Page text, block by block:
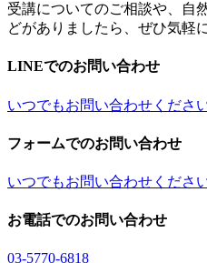
受講についてのご相談や、自
どがありましたら、ぜひ気軽
LINEでのお問い合わせ
いつでもお問い合わせくださ
フォームでのお問い合わせ
いつでもお問い合わせくださ
お電話でのお問い合わせ
03-5770-6818